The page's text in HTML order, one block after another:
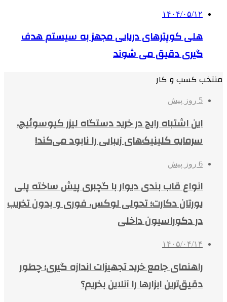
۱۴۰۴/۰۵/۱۲
هلی کوپترهای دریایی مجهز به سیستم هدف
گیری دقیق می شوند
منتخب کسب و کار
5 روز پیش
این اشتباه رایج در خرید دستگاه لیزر کیوسوئیچ،
سرمایه کلینیک‌های زیبایی را نابود می‌کند!
6 روز پیش
انواع قاب بندی دیوار با گچبری پیش ساخته پلی
یورتان دکارت؛ تحولی لوکس، فوری و بدون تخریب
در دکوراسیون داخلی
۱۴۰۵/۰۴/۱۴
راهنمای جامع خرید تجهیزات اندازه گیری؛ چطور
دقیق‌ترین ابزارها را آنلاین بخریم؟